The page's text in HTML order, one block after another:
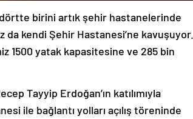
birini artık şehir hastanelerinde
da kendi Şehir Hastanesi’ne kavuşuyor.
1500 yatak kapasitesine ve 285 bin
Tayyip Erdoğan’ın katılımıyla
ile bağlantı yolları açılış töreninde